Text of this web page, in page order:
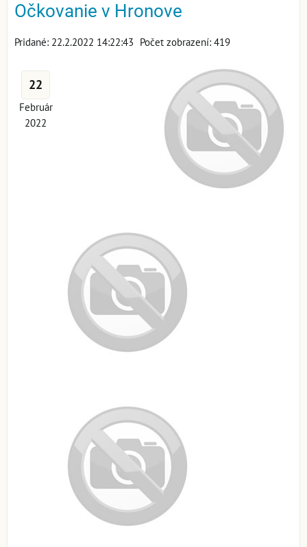
Očkovanie v Hronove
Pridané: 22.2.2022 14:22:43 Počet zobrazení: 419
22
Február
2022